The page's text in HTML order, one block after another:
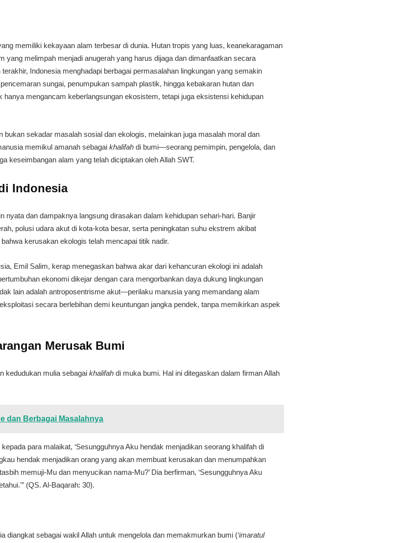
memiliki kekayaan alam terbesar di dunia. Hutan tropis yang luas, keanekaragaman
yang melimpah menjadi anugerah yang harus dijaga dan dimanfaatkan secara
Indonesia menghadapi berbagai permasalahan lingkungan yang semakin
sungai, penumpukan sampah plastik, hingga kebakaran hutan dan
hanya mengancam keberlangsungan ekosistem, tetapi juga eksistensi kehidupan
bukan sekadar masalah sosial dan ekologis, melainkan juga masalah moral dan
memikul amanah sebagai khalifah di bumi—seorang pemimpin, pengelola, dan
keseimbangan alam yang telah diciptakan oleh Allah SWT.
Indonesia
nyata dan dampaknya langsung dirasakan dalam kehidupan sehari-hari. Banjir
polusi udara akut di kota-kota besar, serta peningkatan suhu ekstrem akibat
kerusakan ekologis telah mencapai titik nadir.
Emil Salim, kerap menegaskan bahwa akar dari kehancuran ekologi ini adalah
ekonomi dikejar dengan cara mengorbankan daya dukung lingkungan
lain adalah antroposentrisme akut—perilaku manusia yang memandang alam
secara berlebihan demi keuntungan jangka pendek, tanpa memikirkan aspek
Merusak Bumi
kedudukan mulia sebagai khalifah di muka bumi. Hal ini ditegaskan dalam firman Allah
dan Berbagai Masalahnya
para malaikat, ‘Sesungguhnya Aku hendak menjadikan seorang khalifah di
hendak menjadikan orang yang akan membuat kerusakan dan menumpahkan
memuji-Mu dan menyucikan nama-Mu?’ Dia berfirman, ‘Sesungguhnya Aku
(QS. Al-Baqarah: 30).
diangkat sebagai wakil Allah untuk mengelola dan memakmurkan bumi (‘imaratul